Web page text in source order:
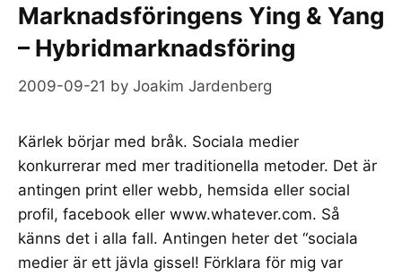
Marknadsföringens Ying & Yang
– Hybridmarknadsföring
2009-09-21 by Joakim Jardenberg
Kärlek börjar med bråk. Sociala medier
konkurrerar med mer traditionella metoder. Det är
antingen print eller webb, hemsida eller social
profil, facebook eller www.whatever.com. Så
känns det i alla fall. Antingen heter det “sociala
medier är ett jävla gissel! Förklara för mig var